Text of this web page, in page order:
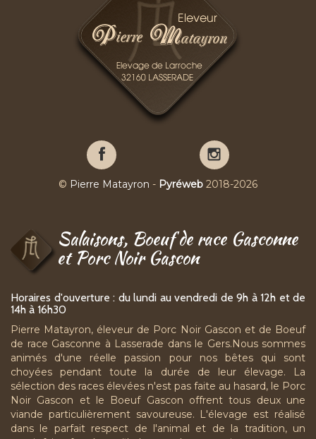
Pierre
sur
Pierre
sur
© Pierre Matayron - Pyréweb2018-2026
Salaisons, Boeuf de race Gasconne
et Porc Noir Gascon
Horaires d'ouverture : du lundi au vendredi de 9h à 12h et de
14h à 16h30
Pierre Matayron, éleveur de Porc Noir Gascon et de Boeuf
de race Gasconne à Lasserade dans le Gers.Nous sommes
animés d'une réelle passion pour nos bêtes qui sont
choyées pendant toute la durée de leur élevage. La
sélection des races élevées n'est pas faite au hasard, le Porc
Noir Gascon et le Boeuf Gascon offrent tous deux une
viande particulièrement savoureuse. L'élevage est réalisé
dans le parfait respect de l'animal et de la tradition, un